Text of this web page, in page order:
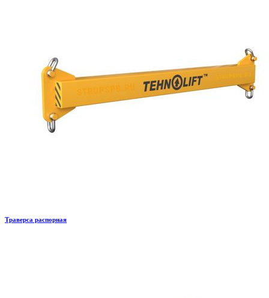
Траверса распорная